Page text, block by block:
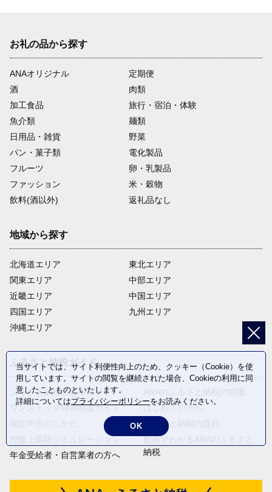
お礼の品から探す
ANAオリジナル
定期便
酒
肉類
加工食品
旅行・宿泊・体験
魚介類
麺類
日用品・雑貨
野菜
パン・菓子類
電化製品
フルーツ
卵・乳製品
ファッション
米・穀物
飲料(酒以外)
返礼品なし
地域から探す
北海道エリア
関東エリア
近畿エリア
四国エリア
沖縄エリア
東北エリア
中部エリア
中国エリア
九州エリア
ふるさと納税ガイド
ふるさと納税の基本ガイド
ワンストップ特例制度ガイド
控除上限額シミュレーション
年金受給者・自営業者の方へ
はじめての方へ
ふるさと納税の流れ
動画でわかるANAのふるさと
納税
当サイトでは、サイト利便性向上のため、クッキー（Cookie）を使
用しています。サイトの閲覧を継続された場合、Cookieの利用に同
意したことものといたします。
詳細についてはプライバシーポリシーをお読みください。
OK